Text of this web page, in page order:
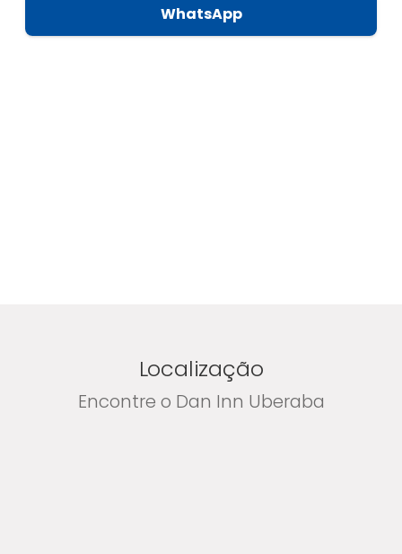
WhatsApp
Localização
Encontre o Dan Inn Uberaba